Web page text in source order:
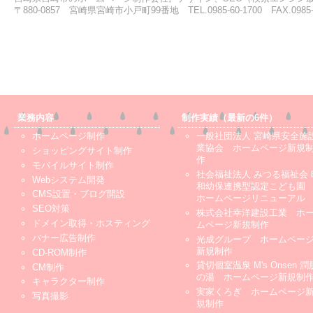
〒880-0857 宮崎県宮崎市小戸町99番地 TEL.0985-60-1700
業務内容
ホームページ制作
ショッピングサイト制作
モバイルサイト制作
Webシステム開発
CMS設置・ブログ開設
SEO対策
ドメイン取得・ホスティング
バナー広告制作
CD-ROM制作
CM制作
キャラクター制作
写真撮影
制作実績（最新の6件）
一般社団法人 宮崎県安全施
業協会 ホームページ新規
作
社会福祉法人 みつる福祉会
和幼保連携型認定こども
ホームページリニューアル
株式会社幸洋建設工業 ホ
ムページ新規制作
光成グループ ホームペー
新規制作
貸切個室温泉 M's Onsen 潤
の湯 ホームページ新規制
実家くろぎ ホームページ
規制作